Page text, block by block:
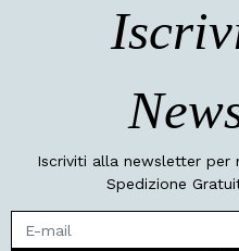
Iscriviti alla newsletter per
Spedizione